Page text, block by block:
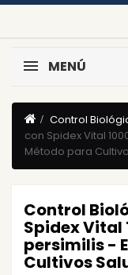
MENÚ
Control
con Spidex Vital
Método para
Control
Spidex Vital
persimilis -
Cultivos